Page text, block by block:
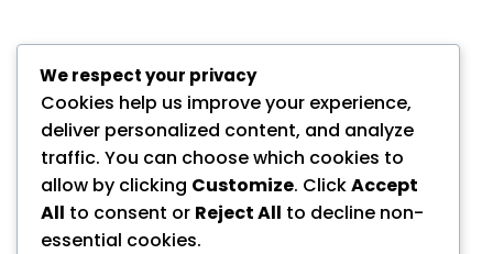
We respect your privacy
Cookies help us improve your experience,
deliver personalized content, and analyze
traffic. You can choose which cookies to
allow by clicking Customize. ClickAccept
All to consent or Reject All to decline non-
essential cookies.